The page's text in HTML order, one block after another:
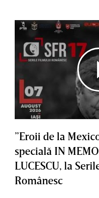
”Eroii de la
specială IN
LUCESCU, la
Românesc